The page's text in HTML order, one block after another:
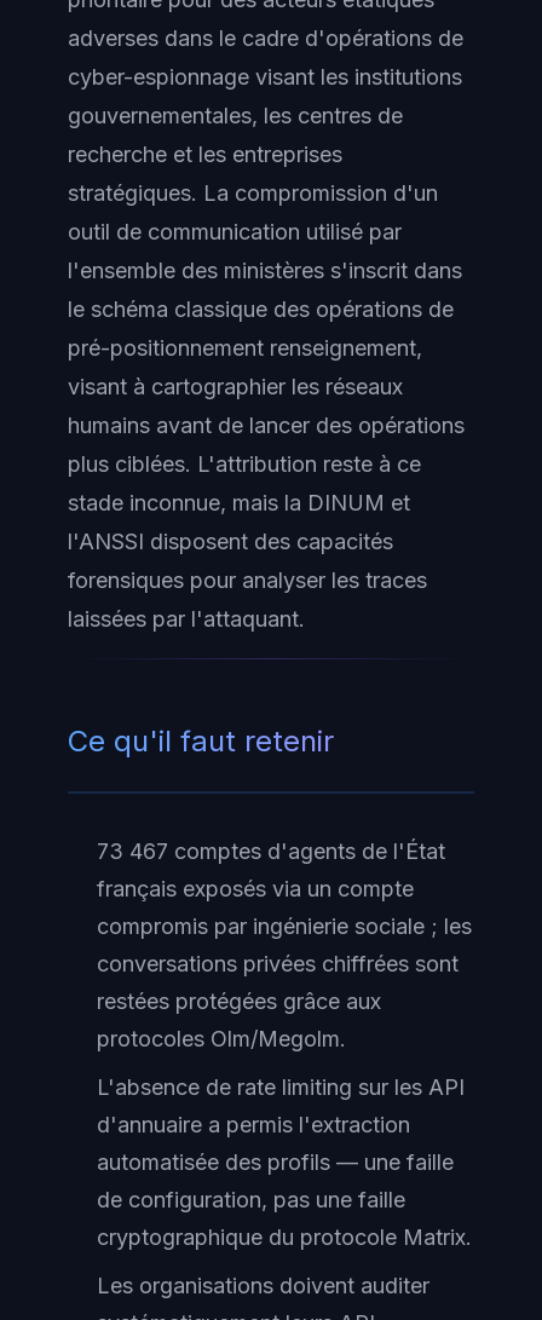
adverses dans le cadre d'opérations de
cyber-espionnage visant les institutions
gouvernementales, les centres de
recherche et les entreprises
stratégiques. La compromission d'un
outil de communication utilisé par
l'ensemble des ministères s'inscrit dans
le schéma classique des opérations de
pré-positionnement renseignement,
visant à cartographier les réseaux
humains avant de lancer des opérations
plus ciblées. L'attribution reste à ce
stade inconnue, mais la DINUM et
l'ANSSI disposent des capacités
forensiques pour analyser les traces
laissées par l'attaquant.
Ce qu'il faut retenir
73 467 comptes d'agents de l'État
français exposés via un compte
compromis par ingénierie sociale ; les
conversations privées chiffrées sont
restées protégées grâce aux
protocoles Olm/Megolm.
L'absence de rate limiting sur les API
d'annuaire a permis l'extraction
automatisée des profils — une faille
de configuration, pas une faille
cryptographique du protocole Matrix.
Les organisations doivent auditer